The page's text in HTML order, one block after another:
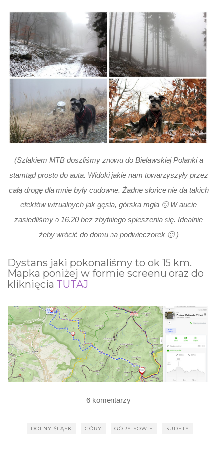
(Szlakiem MTB doszliśmy znowu do Bielawskiej Polanki a
stamtąd prosto do auta. Widoki jakie nam towarzyszyły przez
całą drogę dla mnie były cudowne. Żadne słońce nie da takich
efektów wizualnych jak gęsta, górska mgła 🙂 W aucie
zasiedliśmy o 16.20 bez zbytniego spieszenia się. Idealnie
żeby wrócić do domu na podwieczorek 🙂 )
Dystans jaki pokonaliśmy to ok 15 km.
Mapka poniżej w formie screenu oraz do
kliknięcia TUTAJ
6 komentarzy
DOLNY ŚLĄSK GÓRY GÓRY SOWIE SUDETY